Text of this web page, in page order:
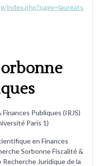
index.php?page=laureats
Publiques (IRJS)
Paris 1)
en Finances
Sorbonne Fiscalité &
Juridique de la